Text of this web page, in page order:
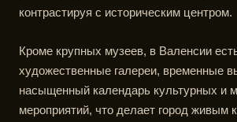
контрастируя с историческим центром.
Кроме крупных музеев, в Валенсии
художественные галереи, временные
насыщенный календарь культурных и
мероприятий, что делает город живым